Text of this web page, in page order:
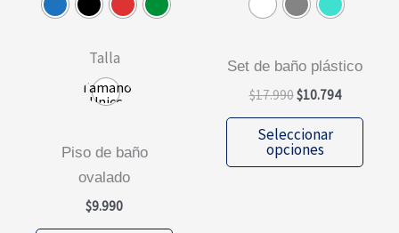
Talla
Tamano
Unico
piso de baño
ovalado
$9.990
set de baño plástico
$17.990El
original
era:
$10.794El
$10.794.
Seleccionar
opciones
Este
tiene